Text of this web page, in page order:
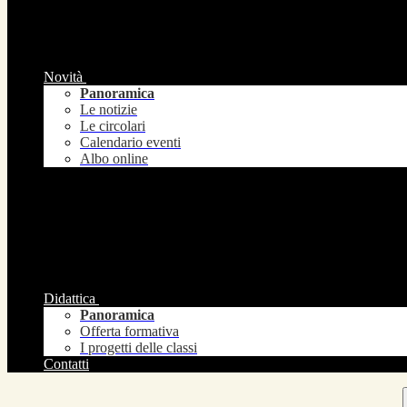
Novità
Panoramica
Le notizie
Le circolari
Calendario eventi
Albo online
Didattica
Panoramica
Offerta formativa
I progetti delle classi
Contatti